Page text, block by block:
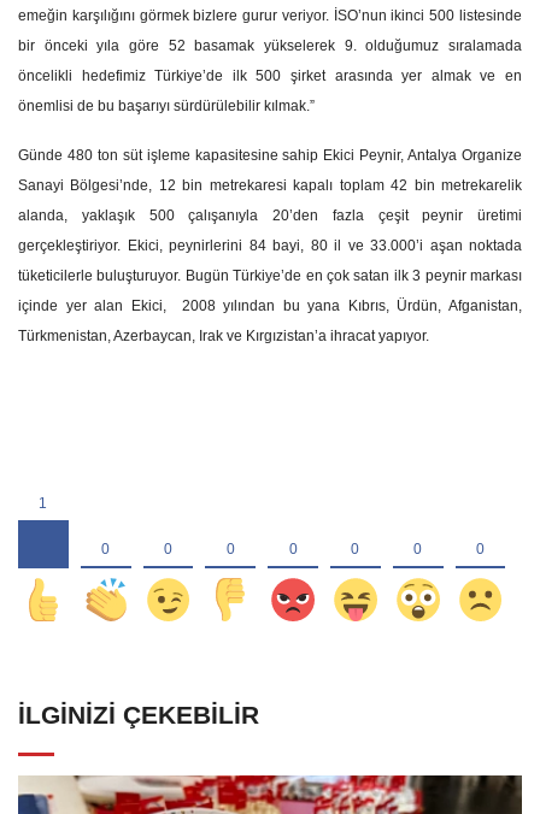
emeğin karşılığını görmek bizlere gurur veriyor. İSO’nun ikinci 500 listesinde
bir önceki yıla göre 52 basamak yükselerek 9. olduğumuz sıralamada
öncelikli hedefimiz Türkiye’de ilk 500 şirket arasında yer almak ve en
önemlisi de bu başarıyı sürdürülebilir kılmak.”
Günde 480 ton süt işleme kapasitesine sahip Ekici Peynir, Antalya Organize
Sanayi Bölgesi’nde, 12 bin metrekaresi kapalı toplam 42 bin metrekarelik
alanda, yaklaşık 500 çalışanıyla 20’den fazla çeşit peynir üretimi
gerçekleştiriyor. Ekici, peynirlerini 84 bayi, 80 il ve 33.000’i aşan noktada
tüketicilerle buluşturuyor. Bugün Türkiye’de en çok satan ilk 3 peynir markası
içinde yer alan Ekici, 2008 yılından bu yana Kıbrıs, Ürdün, Afganistan,
Türkmenistan, Azerbaycan, Irak ve Kırgızistan’a ihracat yapıyor.
İLGINIZI ÇEKEBILIR